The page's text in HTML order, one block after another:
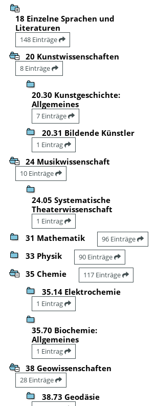
18 Einzelne Sprachen und
Literaturen
148 Einträge
20 Kunstwissenschaften
8 Einträge
20.30 Kunstgeschichte:
Allgemeines
7 Einträge
20.31 Bildende Künstler
1 Eintrag
24 Musikwissenschaft
10 Einträge
24.05 Systematische
Theaterwissenschaft
1 Eintrag
31 Mathematik 96 Einträge
33 Physik 90 Einträge
35 Chemie 117 Einträge
35.14 Elektrochemie
1 Eintrag
35.70 Biochemie:
Allgemeines
1 Eintrag
38 Geowissenschaften
28 Einträge
38.73 Geodäsie